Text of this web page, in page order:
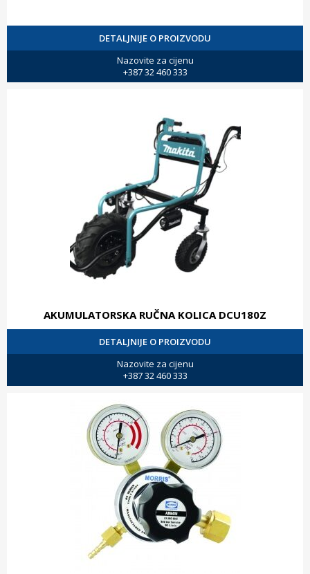
DETALJNIJE O PROIZVODU
Nazovite za cijenu
+387 32 460 333
AKUMULATORSKA RUČNA KOLICA DCU180Z
DETALJNIJE O PROIZVODU
Nazovite za cijenu
+387 32 460 333